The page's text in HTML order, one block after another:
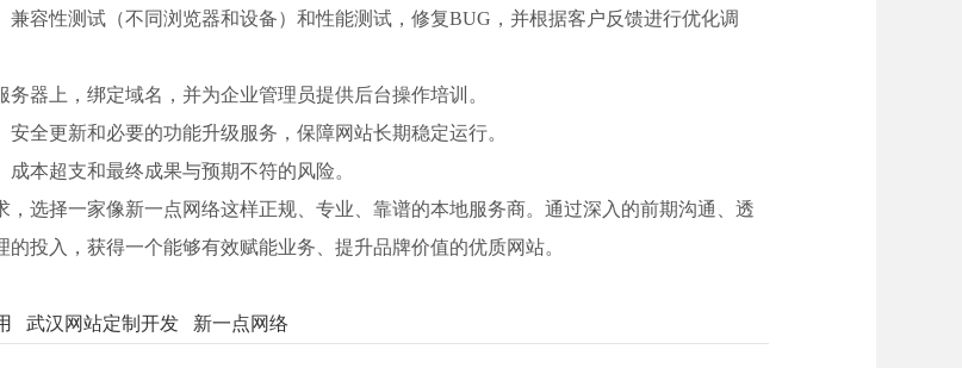
容性测试（不同浏览器和设备）和性能测试，修复BUG，并根据客户反馈进行优化调
器上，绑定域名，并为企业管理员提供后台操作培训。
全更新和必要的功能升级服务，保障网站长期稳定运行。
本超支和最终成果与预期不符的风险。
选择一家像新一点网络这样正规、专业、靠谱的本地服务商。通过深入的前期沟通、透
投入，获得一个能够有效赋能业务、提升品牌价值的优质网站。
武汉网站定制开发 新一点网络